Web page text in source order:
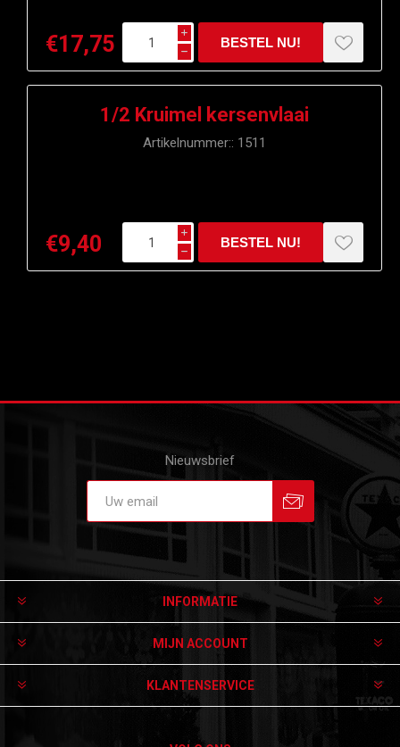
€17,75 i
h
1/2 Kruimel kersenvlaai
Artikelnummer:: 1511
€9,40 i
h
Nieuwsbrief
INFORMATIE
MIJN ACCOUNT
KLANTENSERVICE